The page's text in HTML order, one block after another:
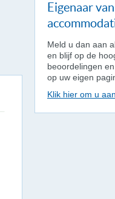
Eigenaar
Meld u dan aan
en blijf op de
beoordelingen
op uw eigen
Klik hier om u